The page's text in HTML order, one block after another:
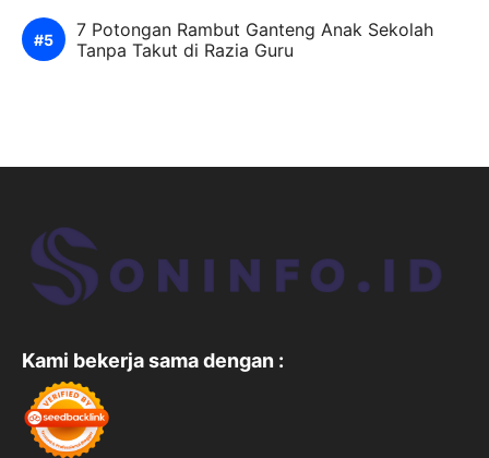
7 Potongan Rambut Ganteng Anak Sekolah
Tanpa Takut di Razia Guru
Kami bekerja sama dengan :